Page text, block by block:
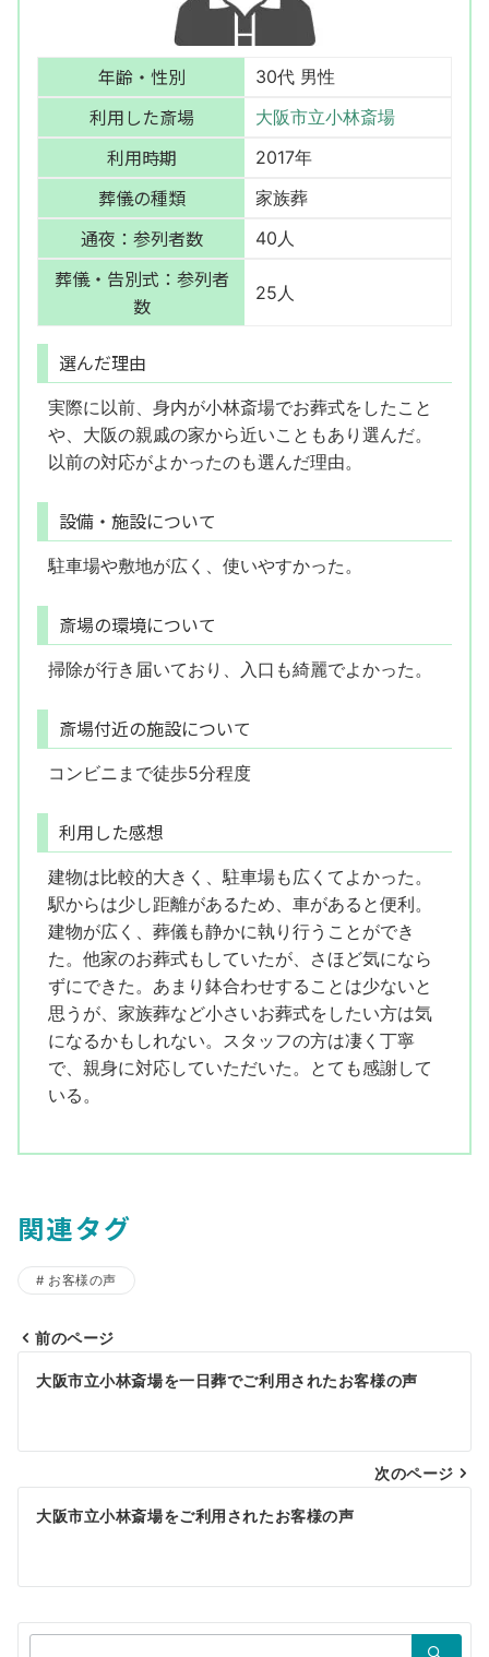
年齢・性別 30代 男性
利用した斎場 大阪市立小林斎場
利用時期 2017年
葬儀の種類 家族葬
通夜：参列者数 40人
葬儀・告別式：参列者
数
25人
選んだ理由
実際に以前、身内が小林斎場でお葬式をしたこと
や、大阪の親戚の家から近いこともあり選んだ。
以前の対応がよかったのも選んだ理由。
設備・施設について
駐車場や敷地が広く、使いやすかった。
斎場の環境について
掃除が行き届いており、入口も綺麗でよかった。
斎場付近の施設について
コンビニまで徒歩5分程度
利用した感想
建物は比較的大きく、駐車場も広くてよかった。
駅からは少し距離があるため、車があると便利。
建物が広く、葬儀も静かに執り行うことができ
た。他家のお葬式もしていたが、さほど気になら
ずにできた。あまり鉢合わせすることは少ないと
思うが、家族葬など小さいお葬式をしたい方は気
になるかもしれない。スタッフの方は凄く丁寧
で、親身に対応していただいた。とても感謝して
いる。
関連タグ
お客様の声
投
ナ
ビ
ゲ
シ
ョ
前のページ
大阪市立小林斎場を一日葬でご利用されたお客様の声
次のページ
大阪市立小林斎場をご利用されたお客様の声